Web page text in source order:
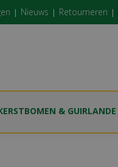
Nieuws Retourneren
& GUIRLANDE